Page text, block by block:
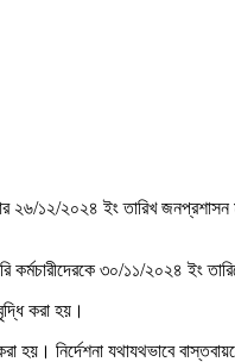
২৬/১২/২০২৪ ইং তারিখ
৩০/১১/২০২৪ ইং
করা হয়।
হয়। নির্দেশনা যথাযথভাবে